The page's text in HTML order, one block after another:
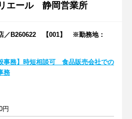
エール 静岡営業所
／B260622 【001】 ※勤務地：
事務】時短相談可 食品販売会社での
務
円